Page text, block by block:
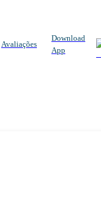
Avaliações
Download
App